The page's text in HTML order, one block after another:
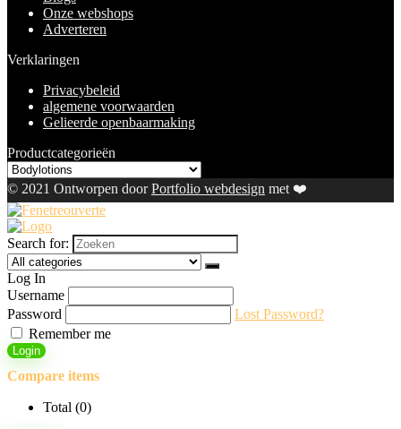
Onze webshops
Adverteren
Verklaringen
Privacybeleid
algemene voorwaarden
Gelieerde openbaarmaking
Productcategorieën
© 2021 Ontworpen doorPortfolio webdesign met ❤️
Search for:
Log In
Username
Password
Lost Password?
Remember me
Login
Compare items
Total (0)